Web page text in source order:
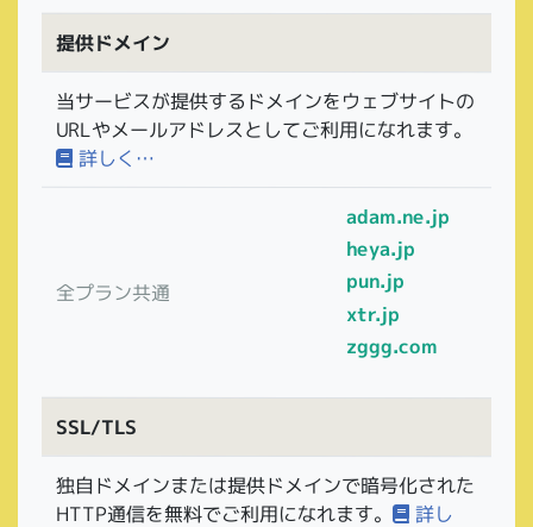
提供ドメイン
当サービスが提供するドメインをウェブサイトの
URLやメールアドレスとしてご利用になれます。
詳しく…
全プラン共通
adam.ne.jp
heya.jp
pun.jp
xtr.jp
zggg.com
SSL/TLS
独自ドメインまたは提供ドメインで暗号化された
HTTP通信を無料でご利用になれます。 詳し